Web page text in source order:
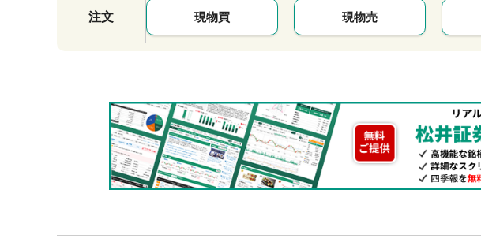
注文 現物買 現物売